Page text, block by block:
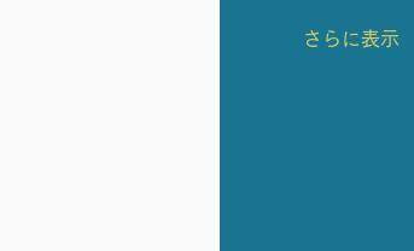
さらに表示